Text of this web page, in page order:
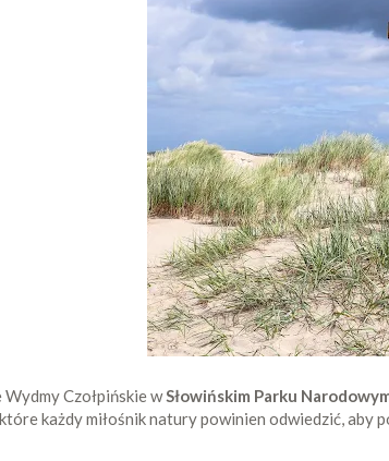
Czołpińskie wSłowińskim Parku
każdy miłośnik natury powinien odwiedzić, aby